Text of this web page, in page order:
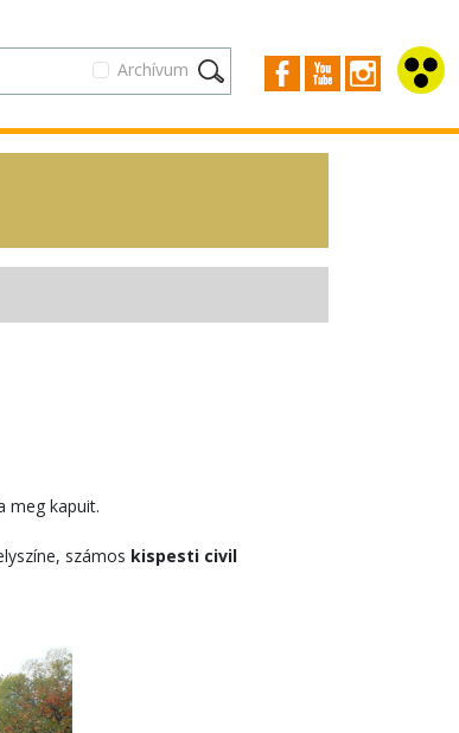
Archívum
meg kapuit.
számos kispesti civil